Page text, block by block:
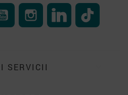
YouTube InstagramLinkedIn
SERVICII